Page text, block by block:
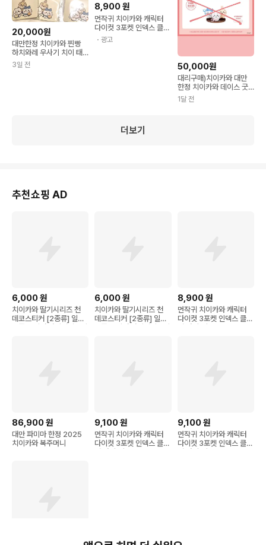
20,000원
대만한정 치이카와 찐빵
하치와레 우사기 치이 태
그 키링
3일 전
8,900원
먼작귀 치이카와 캐릭터
다이컷 3포켓 인덱스 클리
어 파일(일)) 010115
・광고
50,000원
대리구매)치이카와 대만
한정 치이카와 데이스 굿
즈 대리구매
1달 전
더보기
추천쇼핑 AD
6,000원
치이카와 딸기시리즈 천
데코스티커 [2종류] 일본
6,000원
치이카와 딸기시리즈 천
데코스티커 [2종류] 일본
8,900원
먼작귀 치이카와 캐릭터
다이컷 3포켓 인덱스 클리
86,900원
대만 파미마 한정 2025
치이카와 복주머니
9,100원
먼작귀 치이카와 캐릭터
다이컷 3포켓 인덱스 클리
9,100원
먼작귀 치이카와 캐릭터
다이컷 3포켓 인덱스 클리